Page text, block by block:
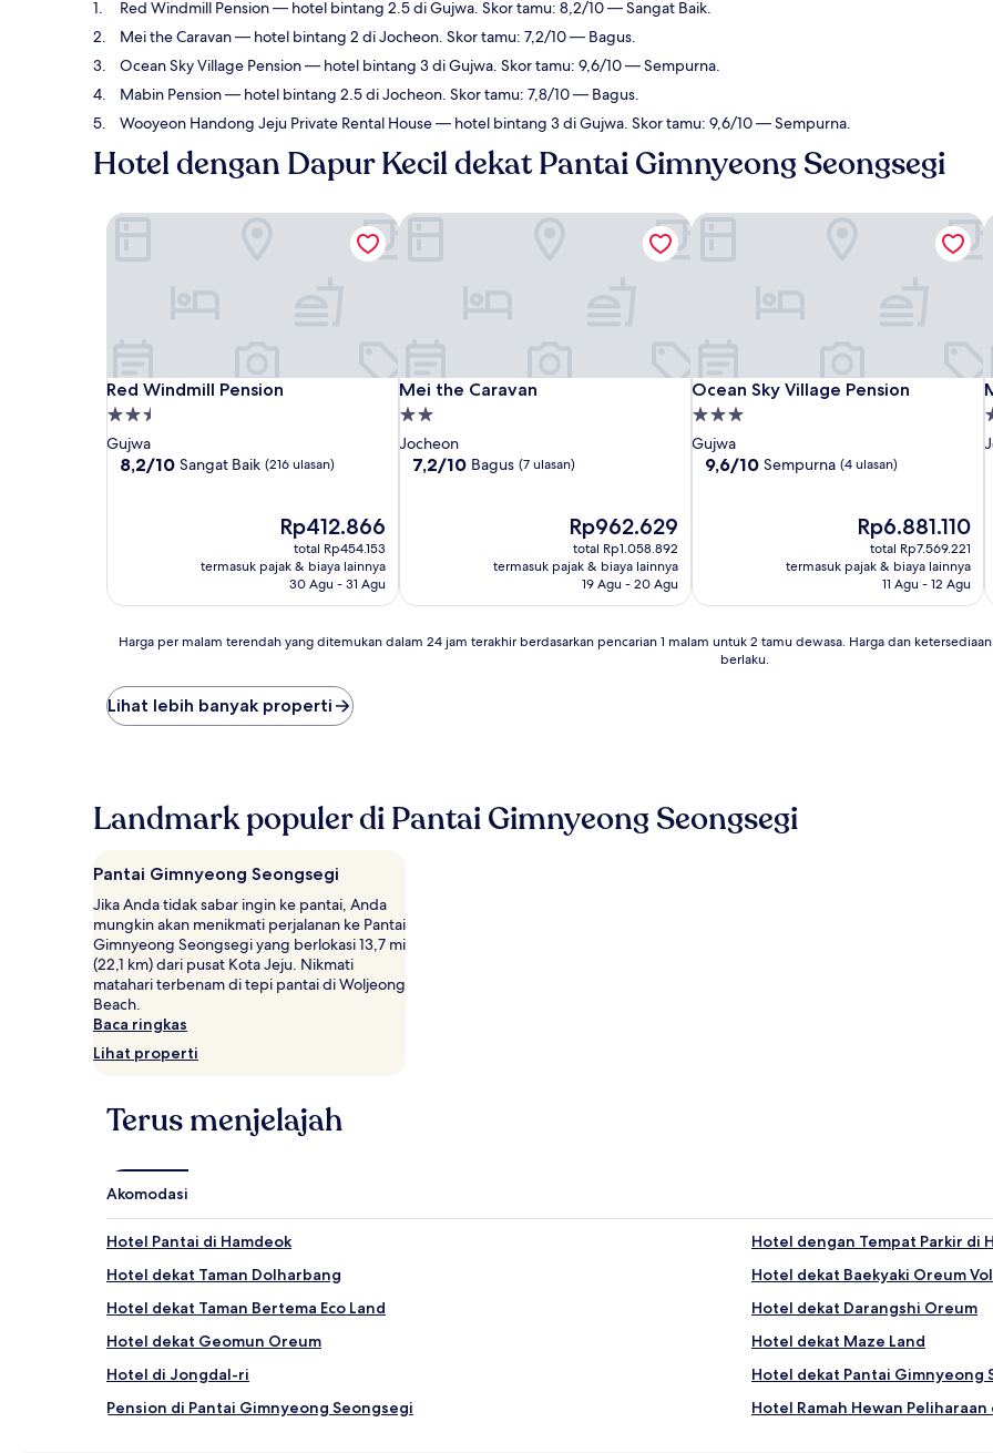
Red Windmill Pension— hotel bintang 2.5 di Gujwa. Skor tamu: 8,2/10 — Sangat Baik.
Mei the Caravan— hotel bintang 2 di Jocheon. Skor tamu: 7,2/10 — Bagus.
Ocean Sky Village Pension— hotel bintang 3 di Gujwa. Skor tamu: 9,6/10 — Sempurna.
Mabin Pension— hotel bintang 2.5 di Jocheon. Skor tamu: 7,8/10 — Bagus.
Wooyeon Handong Jeju Private Rental House— hotel bintang 3 di Gujwa. Skor tamu: 9,6/10 — Sempurna.
Hotel dengan Dapur Kecil dekat Pantai Gimnyeong Seongsegi
Red Windmill Pension
Red Windmill Pension
Properti
bintang
2.5
Gujwa
8.2
8,2/10 Sangat Baik (216 ulasan)
Harga
sekarang
Rp412.866
Rp412.866
total Rp454.153
termasuk pajak & biaya lainnya
30 Agu - 31 Agu
Red Windmill Pension
Mei the Caravan
Mei the Caravan
Properti
bintang
2.0
Jocheon
7.2
7,2/10 Bagus (7 ulasan)
Harga
sekarang
Rp962.629
Rp962.629
total Rp1.058.892
termasuk pajak & biaya lainnya
19 Agu - 20 Agu
Mei the Caravan
Ocean Sky Village Pension
Ocean Sky Village Pension
Properti
bintang
3.0
Gujwa
9.6
9,6/10 Sempurna (4 ulasan)
Harga
sekarang
Rp6.881.110
Rp6.881.110
total Rp7.569.221
termasuk pajak & biaya lainnya
11 Agu - 12 Agu
Ocean Sky Village Pension
Harga
terendah
yang
terakhir
1
malam
untuk
2
tamu
dewasa.
Harga
dan
dapat
waktu.
berlaku.
Harga per malam terendah yang ditemukan dalam 24 jam terakhir berdasarkan pencarian 1 malam untuk 2 tamu dewasa. Harga dan
berlaku.
Lihat lebih banyak properti
Landmark populer di Pantai Gimnyeong Seongsegi
Pantai Gimnyeong Seongsegi
Jika Anda tidak sabar ingin ke pantai, Anda
mungkin akan menikmati perjalanan ke Pantai
Gimnyeong Seongsegi yang berlokasi 13,7 mi
(22,1 km) dari pusat Kota Jeju. Nikmati
matahari terbenam di tepi pantai di Woljeong
Beach.
Baca ringkas
Lihat properti
Terus menjelajah
Akomodasi
Hotel Pantai di Hamdeok
Hotel dengan Tempat Parkir di
Hotel dekat Taman Dolharbang
Hotel dekat Baekyaki Oreum
Hotel dekat Taman Bertema Eco Land
Hotel dekat Darangshi Oreum
Hotel dekat Geomun Oreum
Hotel dekat Maze Land
Hotel di Jongdal-ri
Hotel dekat Pantai Gimnyeong
Pension di Pantai Gimnyeong Seongsegi
Hotel Ramah Hewan